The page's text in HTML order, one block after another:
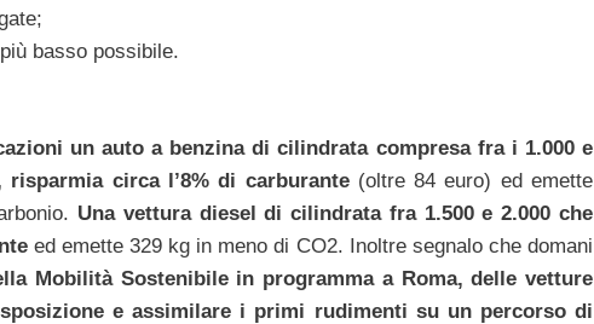
basso possibile.
un auto a benzina di cilindrata compresa fra i 1.000 e
circa l’8% di carburante(oltre 84 euro) ed emette
Una vettura diesel di cilindrata fra 1.500 e 2.000 che
ed emette 329 kg in meno di CO2. Inoltre segnalo che domani
Mobilità Sostenibile in programma a Roma, delle vetture
e assimilare i primi rudimenti su un percorso di